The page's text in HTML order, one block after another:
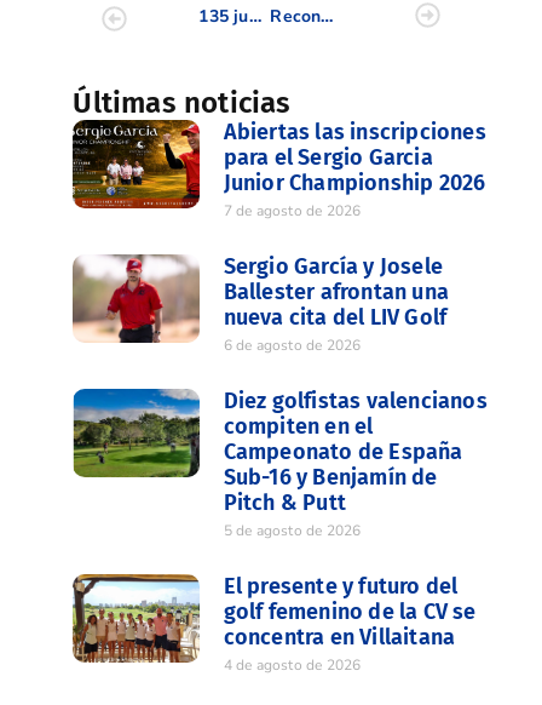
135 jugadores tomaron parte en la Final de la XX Copa Juvenil de la CV celebrada en Alenda
Reconocimiento de la FGCV a Justo Quesada y su esposa Josefina por su aportación al golf
Últimas noticias
Abiertas las inscripciones
para el Sergio Garcia
Junior Championship 2026
7 de agosto de 2026
Sergio García y Josele
Ballester afrontan una
nueva cita del LIV Golf
6 de agosto de 2026
Diez golfistas valencianos
compiten en el
Campeonato de España
Sub-16 y Benjamín de
Pitch & Putt
5 de agosto de 2026
El presente y futuro del
golf femenino de la CV se
concentra en Villaitana
4 de agosto de 2026